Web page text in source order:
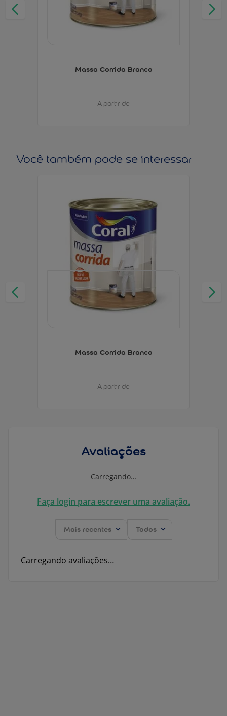
Massa Corrida Branco
A partir de
Você também pode se interessar
Massa Corrida Branco
A partir de
Avaliações
Carregando…
Faça login para escrever uma avaliação.
Mais recentes Todos
Carregando avaliações…